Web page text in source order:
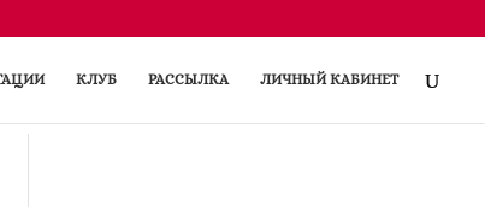
КЛУБ РАССЫЛКА ЛИЧНЫЙ КАБИНЕТ